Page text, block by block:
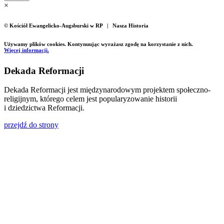
×
© Kościół Ewangelicko-Augsburski w RP | Nasza Historia
Używamy plików cookies. Kontynuując wyrażasz zgodę na korzystanie z nich.
Więcej informacji.
Dekada Reformacji
Dekada Reformacji jest międzynarodowym projektem społeczno-
religijnym, którego celem jest popularyzowanie historii
i dziedzictwa Reformacji.
przejdź do strony